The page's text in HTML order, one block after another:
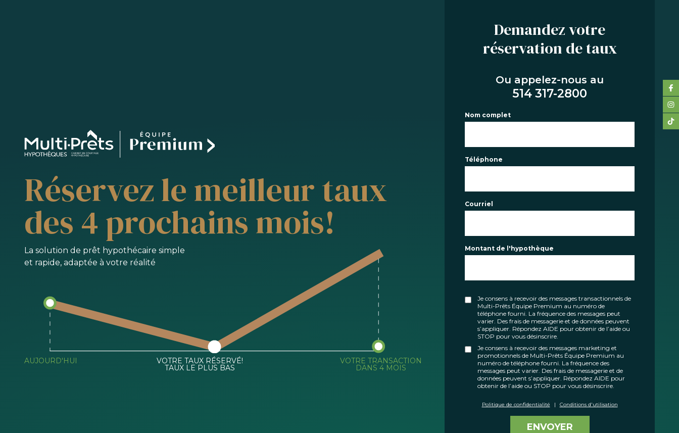
ACHAT
REFINANCEMENT
PRÉ-AUTORISATION
Réservez le meilleur taux
des 4 prochains mois!
La solution de prêt hypothécaire simple
et rapide, adaptée à votre réalité
AUJOURD'HUI VOTRE TAUX RÉSERVÉ!
TAUX LE PLUS BAS
VOTRE TRANSACTION
DANS 4 MOIS
Demandez votre
réservation de taux
Ou appelez-nous au
514 317-2800
Nom complet
Téléphone
Courriel
Montant de l'hypothèque
Je consens à recevoir des messages transactionnels de
Multi-Prêts Équipe Premium au numéro de
téléphone fourni. La fréquence des messages peut
varier. Des frais de messagerie et de données peuvent
s’appliquer. Répondez AIDE pour obtenir de l’aide ou
STOP pour vous désinscrire.
Je consens à recevoir des messages marketing et
promotionnels de Multi-Prêts Équipe Premium au
numéro de téléphone fourni. La fréquence des
messages peut varier. Des frais de messagerie et de
données peuvent s’appliquer. Répondez AIDE pour
obtenir de l’aide ou STOP pour vous désinscrire.
Politique de confidentialité | Conditions d'utilisation
ENVOYER